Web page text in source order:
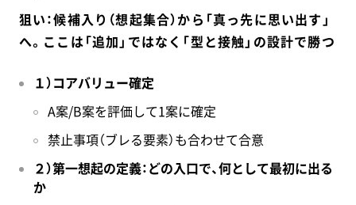
狙い：候補入り（想起集合）から「真っ先に思い出す」
へ。ここは「追加」ではなく「型と接触」の設計で勝つ
１）コアバリュー確定
A案/B案を評価して1案に確定
禁止事項（ブレる要素）も合わせて合意
２）第一想起の定義：どの入口で、何として最初に出る
か